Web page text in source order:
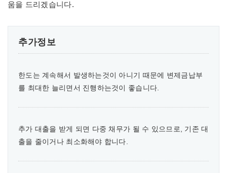
움을 드리겠습니다.
추가정보
한도는 계속해서 발생하는것이 아니기 때문에 변제금납부
를 최대한 늘리면서 진행하는것이 좋습니다.
추가 대출을 받게 되면 다중 채무가 될 수 있으므로, 기존 대
출을 줄이거나 최소화해야 합니다.